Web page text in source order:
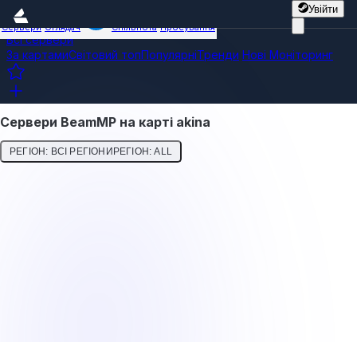
Увійти
Сервери Оглядач Спільнота Просування
Всі сервери
За картамиСвітовий топПопулярніТренди Нові Моніторинг
Сервери BeamMP на карті akina
РЕГІОН: ВСІ РЕГІОНИРЕГІОН: ALL